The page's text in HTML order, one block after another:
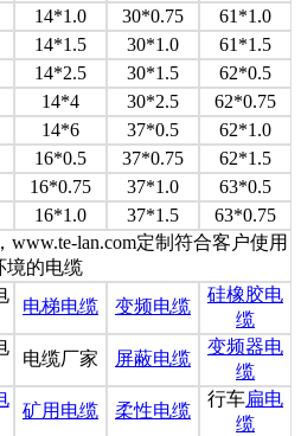
14*1.0 30*0.75
61*1.0
14*1.5 30*1.0
61*1.5
14*2.5 30*1.5
62*0.5
14*4 30*2.5
62*0.75
14*6 37*0.5
62*1.0
16*0.5 37*0.75
62*1.5
16*0.75 37*1.0
63*0.5
16*1.0 37*1.5
63*0.75
lan.com定制符合客户使用
境的电缆
电梯电缆 变频电缆
硅橡胶电
缆
电缆厂家 屏蔽电缆
变频器电
缆
矿用电缆 柔性电缆
行车扁电
缆